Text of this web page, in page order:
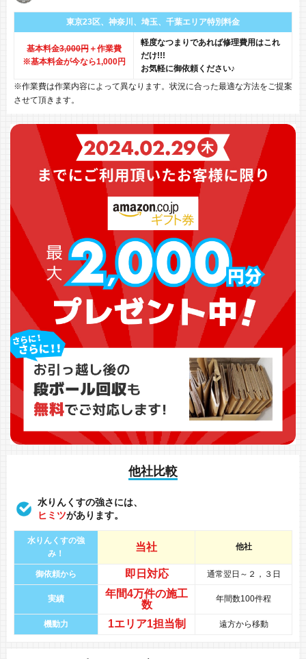
東京23区、神奈川、 埼玉、千葉エリア特別料金
基本料金3,000円＋作業費
※基本料金が今なら1,000円
軽度なつまりであれば修理費用はこれ
だけ!!!
お気軽に御依頼ください♪
※作業費は作業内容によって異なります。状況に合った最適な方法をご提案
させて頂きます。
他社比較
水りんくすの強さには、
ヒミツがあります。
水りんくすの強
み！
当社 他社
御依頼から 即日対応 通常翌日～２，３日
実績 年間4万件の施工
数
年間数100件程
機動力 1エリア1担当制 遠方から移動